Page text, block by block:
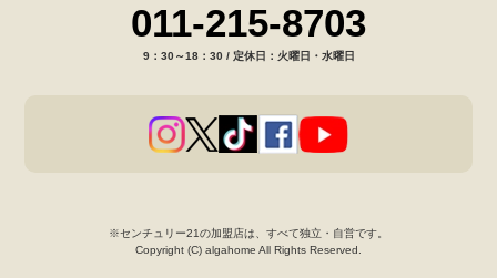
011-215-8703
9：30～18：30 / 定休日：火曜日・水曜日
※センチュリー21の加盟店は、すべて独立・自営です。
Copyright (C) algahome All Rights Reserved.